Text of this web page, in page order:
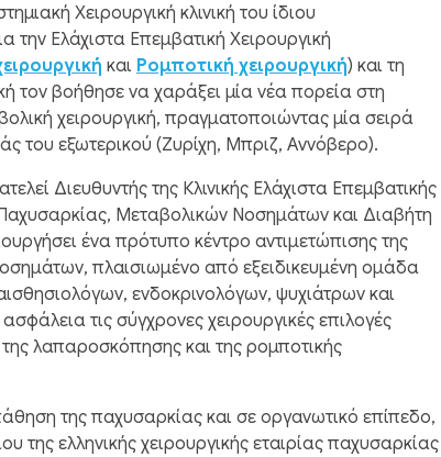
Χειρουργική κλινική του ίδιου
την Ελάχιστα Επεμβατική Χειρουργική
και Ρομποτική χειρουργική) και τη
τον βοήθησε να χαράξει μία νέα πορεία στη
χειρουργική, πραγματοποιώντας μία σειρά
του εξωτερικού (Ζυρίχη, Μπριζ, Αννόβερο).
Διευθυντής της Κλινικής Ελάχιστα Επεμβατικής
Μεταβολικών Νοσημάτων και Διαβήτη
ένα πρότυπο κέντρο αντιμετώπισης της
πλαισιωμένο από εξειδικευμένη ομάδα
ενδοκρινολόγων, ψυχιάτρων και
τις σύγχρονες χειρουργικές επιλογές
λαπαροσκόπησης και της ρομποτικής
της παχυσαρκίας και σε οργανωτικό επίπεδο,
της ελληνικής χειρουργικής εταιρίας παχυσαρκίας